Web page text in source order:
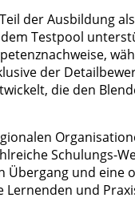
der Ausbildung
Testpool
der
die den
Schulungs-
und eine
und